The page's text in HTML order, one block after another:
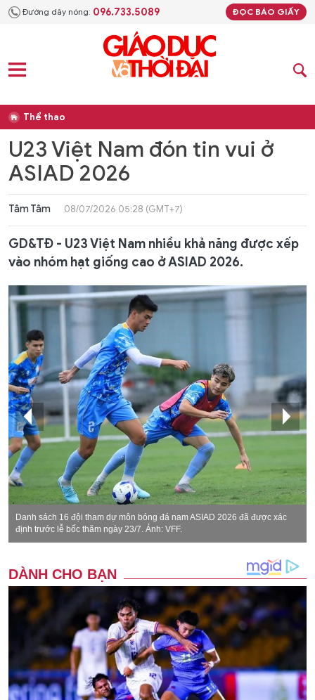
Đường dây nóng: 096.733.5089 ĐỌC BÁO GIẤY
Thể thao
U23 Việt Nam đón tin vui ở
ASIAD 2026
Tâm Tâm 08/07/2026 05:28 (GMT+7)
GD&TĐ - U23 Việt Nam nhiều khả năng được xếp
vào nhóm hạt giống cao ở ASIAD 2026.
Danh sách 16 đội tham dự môn bóng đá nam ASIAD 2026 đã được xác
định trước lễ bốc thăm ngày 23/7. Ảnh: VFF.